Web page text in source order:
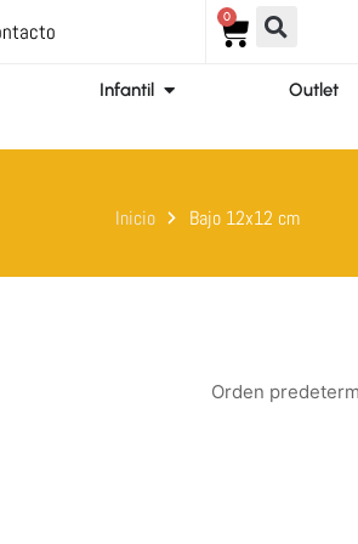
0
Carrito
OrtopediaInfantil Abrir Infantil Outlet
Inicio Bajo 12x12 cm